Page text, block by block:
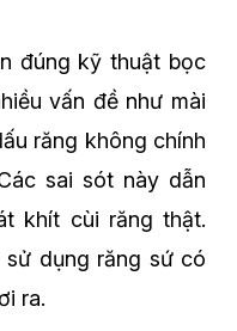
đúng kỹ thuật bọc
vấn đề như mài
răng không chính
sai sót này dẫn
khít cùi răng thật.
sử dụng răng sứ có
ra.